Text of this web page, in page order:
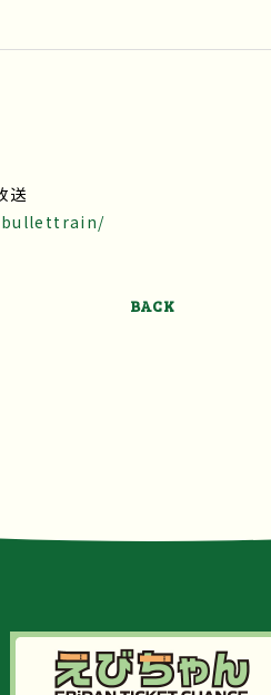
送
bullettrain/
BACK